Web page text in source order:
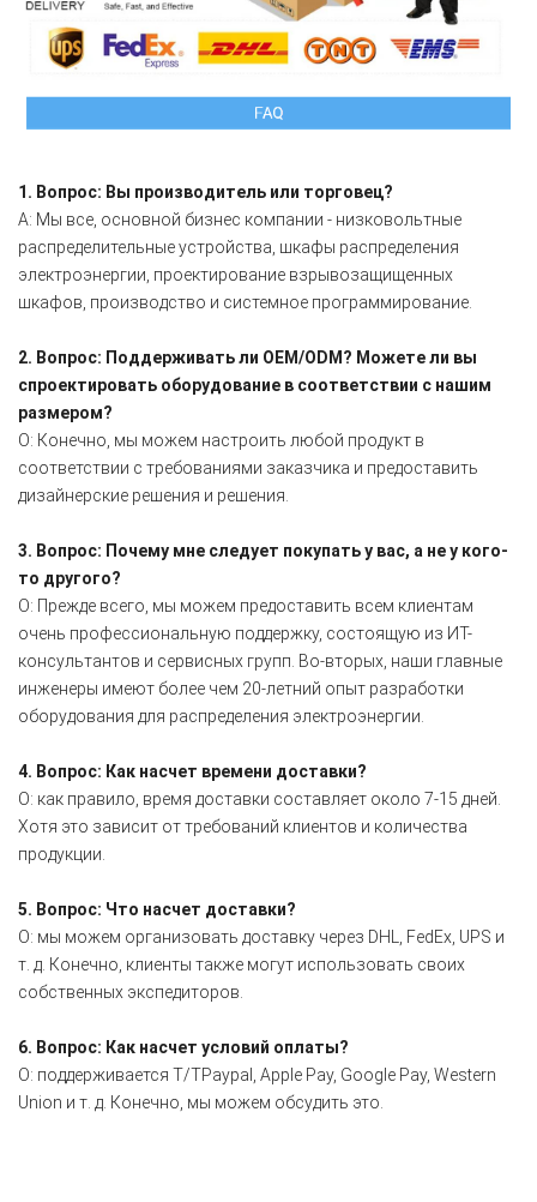
1. Вопрос: Вы производитель или торговец?
A: Мы все, основной бизнес компании - низковольтные
распределительные устройства, шкафы распределения
электроэнергии, проектирование взрывозащищенных
шкафов, производство и системное программирование.
2. Вопрос: Поддерживать ли OEM/ODM? Можете ли вы
спроектировать оборудование в соответствии с нашим
размером?
О: Конечно, мы можем настроить любой продукт в
соответствии с требованиями заказчика и предоставить
дизайнерские решения и решения.
3. Вопрос: Почему мне следует покупать у вас, а не у кого-
то другого?
О: Прежде всего, мы можем предоставить всем клиентам
очень профессиональную поддержку, состоящую из ИТ-
консультантов и сервисных групп. Во-вторых, наши главные
инженеры имеют более чем 20-летний опыт разработки
оборудования для распределения электроэнергии.
4. Вопрос: Как насчет времени доставки?
О: как правило, время доставки составляет около 7-15 дней.
Хотя это зависит от требований клиентов и количества
продукции.
5. Вопрос: Что насчет доставки?
О: мы можем организовать доставку через DHL, FedEx, UPS и
т. д. Конечно, клиенты также могут использовать своих
собственных экспедиторов.
6. Вопрос: Как насчет условий оплаты?
О: поддерживается T/TPaypal, Apple Pay, Google Pay, Western
Union и т. д. Конечно, мы можем обсудить это.